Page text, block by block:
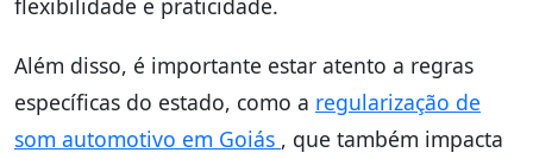
Além disso, é importante estar atento a regras
específicas do estado, como a regularização de
som automotivo em Goiás , que também impacta